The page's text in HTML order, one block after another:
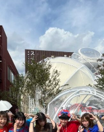
卒業生の皆様へ
English
探究活動